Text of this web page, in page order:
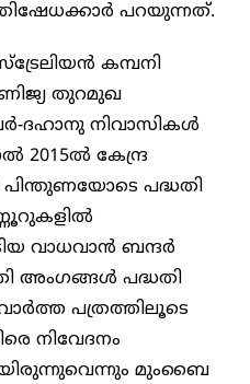
പറയുന്നത്.
കമ്പനി
തുറമുഖ
ദഹാനു നിവാസികൾ
2015ൽ കേന്ദ്ര
പിന്തുണയോടെ പദ്ധതി
വാധവാൻ ബന്ദർ
അംഗങ്ങൾ പദ്ധതി
പത്രത്തിലൂടെ
നിവേദനം
മുംബൈ